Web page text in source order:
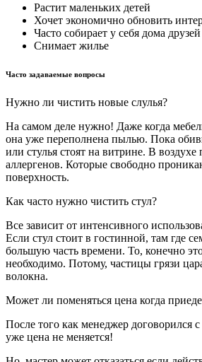
Растит маленьких детей
Хочет экономично обновить
Часто собирает у себя дома друзей
Снимает жилье
Часто задаваемые вопросы
Нужно ли чистить новые слулья?
На самом деле нужно! Даже когда
она уже переполнена пылью. Пока
или стулья стоят на витрине. В
аллергенов. Которые свободно
поверхность.
Как часто нужно чистить стул?
Все зависит от интенсивного
Если стул стоит в гостинной, там где
большую часть времени. То, конечно
необходимо. Потому, частицы грязи
волокна.
Может ли поменяться цена когда
После того как менеджер договорился
уже цена не меняется!